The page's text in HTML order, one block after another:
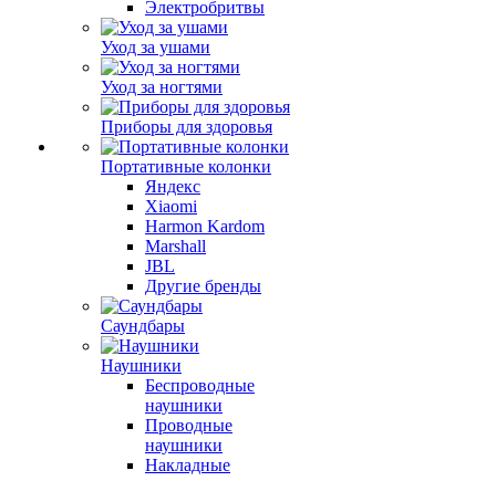
Электробритвы
Уход за ушами
Уход за ногтями
Приборы для здоровья
Портативные колонки
Яндекс
Xiaomi
Harmon Kardom
Marshall
JBL
Другие бренды
Саундбары
Наушники
Беспроводные
наушники
Проводные
наушники
Накладные